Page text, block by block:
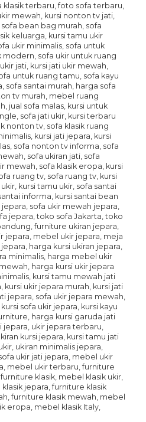
klasik terbaru, foto sofa terbaru,
mewah, kursi nonton tv jati,
bean bag murah, sofa
keluarga, kursi tamu ukir
ukir minimalis, sofa untuk
sofa ukir untuk ruang
jati, kursi jati ukir mewah,
untuk ruang tamu, sofa kayu
sofa santai murah, harga sofa
tv murah, mebel ruang
jual sofa malas, kursi untuk
sofa jati ukir, kursi terbaru
nonton tv, sofa klasik ruang
kursi jati jepara, kursi
sofa nonton tv informa, sofa
sofa ukiran jati, sofa
mewah, sofa klasik eropa, kursi
ruang tv, sofa ruang tv, kursi
kursi tamu ukir, sofa santai
informa, kursi santai bean
sofa ukir mewah jepara,
jepara, toko sofa Jakarta, toko
furniture ukiran jepara,
jepara, mebel ukir jepara, meja
harga kursi ukiran jepara,
minimalis, harga mebel ukir
harga kursi ukir jepara
kursi tamu mewah jati
kursi ukir jepara murah, kursi jati
jepara, sofa ukir jepara mewah,
sofa ukir jepara, kursi kayu
harga kursi garuda jati
jepara, ukir jepara terbaru,
kursi jepara, kursi tamu jati
ukiran minimalis jepara,
ukir jati jepara, mebel ukir
mebel ukir terbaru, furniture
klasik, mebel klasik ukir,
jepara, furniture klasik
furniture klasik mewah, mebel
eropa, mebel klasik Italy,